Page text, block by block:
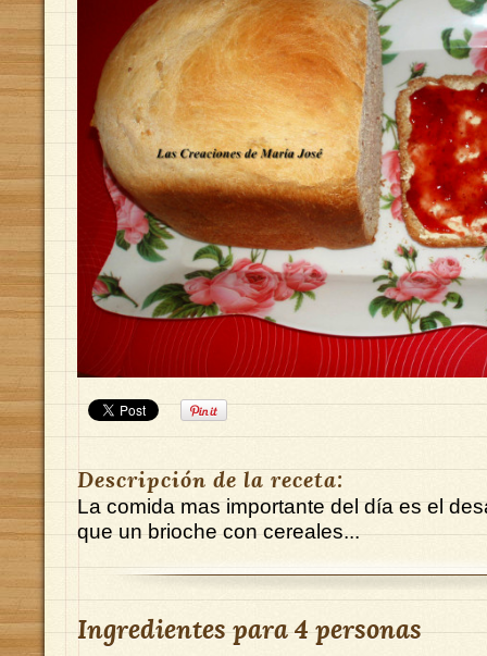
Descripción de la receta:
La comida mas importante del día es el
que un brioche con cereales...
Ingredientes para4 personas